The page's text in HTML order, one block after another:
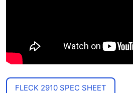
FLECK 2910 SPEC SHEET